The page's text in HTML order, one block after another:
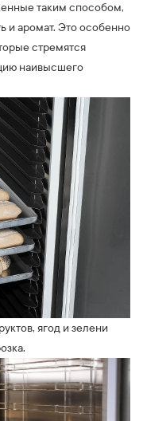
таким способом,
и аромат. Это особенно
стремятся
наивысшего
ягод и зелени